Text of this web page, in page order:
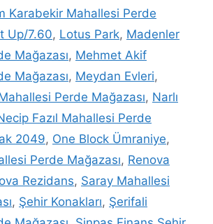
Karabekir Mahallesi Perde
Up/7.60, Lotus Park, Madenler
Mağazası, Mehmet Akif
Mağazası, Meydan Evleri,
Perde Mağazası, Narlı
Fazıl Mahallesi Perde
2049, One Block Ümraniye,
Perde Mağazası, Renova
Rezidans, Saray Mahallesi
, Şehir Konakları, Şerifali